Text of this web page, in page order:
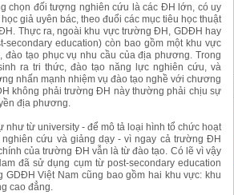
chọn đối tượng nghiên cứu là các ĐH lớn, có uy
giả uyên bác, theo đuổi các mục tiêu học thuật
Thực ra, ngoài khu vực trường ĐH, GDĐH hay
education) còn bao gồm một khu vực
tạo phục vụ nhu cầu của địa phương. Trong
ra tri thức, đào tạo năng lực nghiên cứu, và
nhấn mạnh nhiệm vụ đào tạo nghề với chương
không phải trường ĐH này thường phải chịu sự
địa phương.
từ university - để mô tả loại hình tổ chức hoạt
cứu và giảng dạy - vì ngay cả trường ĐH
của trường ĐH vẫn là từ đào tạo. Có lẽ vì vậy
đã sử dụng cụm từ post-secondary education
GDĐH Việt Nam cũng bao gồm hai khu vực: khu
cao đẳng.